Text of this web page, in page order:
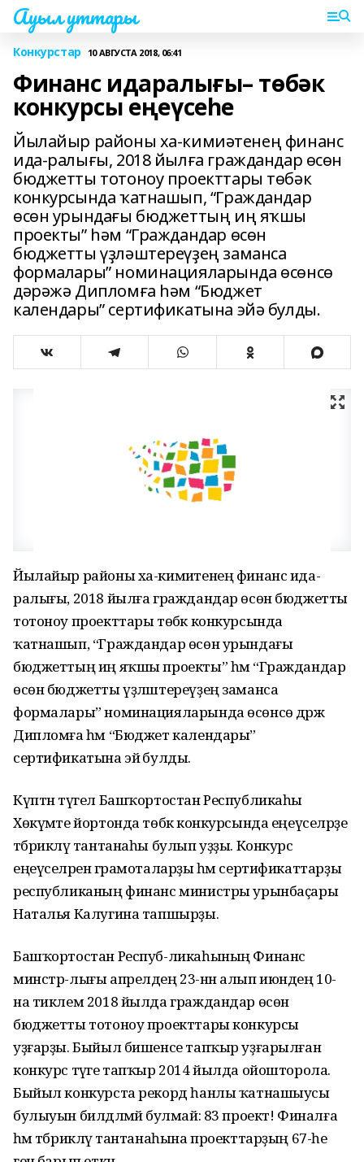
Ауыл уттары
Конкурстар 10 АВГУСТА 2018, 06:41
Финанс идаралығы– төбәк
конкурсы еңеүсеһе
Йылайыр районы ха-кимиәтенең финанс
ида-ралығы, 2018 йылға граждандар өсөн
бюджетты тотоноу проекттары төбәк
конкурсында ҡатнашып, “Граждандар
өсөн урындағы бюджеттың иң яҡшы
проекты” һәм “Граждандар өсөн
бюджетты үҙләштереүҙең заманса
формалары” номинацияларында өсөнсө
дәрәжә Дипломға һәм “Бюджет
календары” сертификатына эйә булды.
Йылайыр районы ха-кимиәтенең финанс ида-
ралығы, 2018 йылға граждандар өсөн бюджетты
тотоноу проекттары төбәк конкурсында
ҡатнашып, “Граждандар өсөн урындағы
бюджеттың иң яҡшы проекты” һәм “Граждандар
өсөн бюджетты үҙләштереүҙең заманса
формалары” номинацияларында өсөнсө дәрәжә
Дипломға һәм “Бюджет календары”
сертификатына эйә булды.
Күптән түгел Башҡортостан Республикаһы
Хөкүмәте йортонда төбәк конкурсында еңеүселәрҙе
тәбрикләү тантанаһы булып уҙҙы. Конкурс
еңеүселәренә грамоталарҙы һәм сертификаттарҙы
республиканың финанс министры урынбаҫары
Наталья Калугина тапшырҙы.
Башҡортостан Респуб-ликаһының Финанс
минстр-лығы апрелдең 23-нән алып июндең 10-
на тиклем 2018 йылда граждандар өсөн
бюджетты тотоноу проекттары конкурсы
уҙғарҙы. Быйыл бишенсе тапҡыр уҙғарылған
конкурс тәүге тапҡыр 2014 йылда ойошторола.
Быйыл конкурста рекорд һанлы ҡатнашыусы
булыуын билдәләмәй булмай: 83 проект! Финалға
һәм тәбрикләү тантанаһына проекттарҙың 67-һе